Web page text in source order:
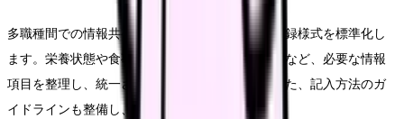
多職種間での情報共有をスムーズにするため、記録様式を標準化し
ます。栄養状態や食事摂取状況、リハビリの進捗など、必要な情報
項目を整理し、統一された様式を作成します。また、記入方法のガ
イドラインも整備し、記録の質を確保します。